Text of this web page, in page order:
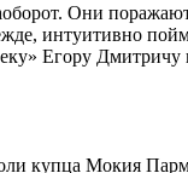
Они
интуитивно
Егору Дмитричу
купца Мокия